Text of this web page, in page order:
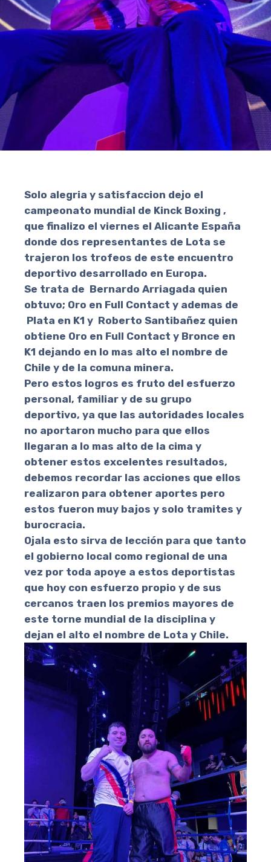
Solo alegria y satisfaccion dejo el
campeonato mundial de Kinck Boxing ,
que finalizo el viernes el Alicante España
donde dos representantes de Lota se
trajeron los trofeos de este encuentro
deportivo desarrollado en Europa.
Se trata de Bernardo Arriagada quien
obtuvo; Oro en Full Contact y ademas de
Plata en K1 y Roberto Santibañez quien
obtiene Oro en Full Contact y Bronce en
K1 dejando en lo mas alto el nombre de
Chile y de la comuna minera.
Pero estos logros es fruto del esfuerzo
personal, familiar y de su grupo
deportivo, ya que las autoridades locales
no aportaron mucho para que ellos
llegaran a lo mas alto de la cima y
obtener estos excelentes resultados,
debemos recordar las acciones que ellos
realizaron para obtener aportes pero
estos fueron muy bajos y solo tramites y
burocracia.
Ojala esto sirva de lección para que tanto
el gobierno local como regional de una
vez por toda apoye a estos deportistas
que hoy con esfuerzo propio y de sus
cercanos traen los premios mayores de
este torne mundial de la disciplina y
dejan el alto el nombre de Lota y Chile.